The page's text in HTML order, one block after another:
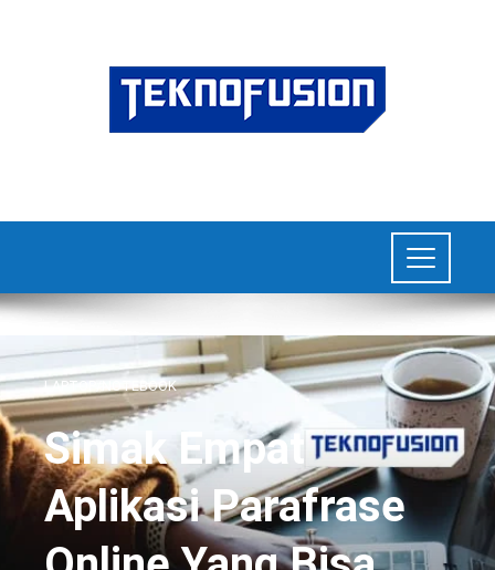
LAPTOP/NOTEBOOK
Simak Empat
Aplikasi Parafrase